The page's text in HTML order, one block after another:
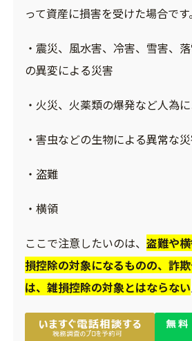
って資産に損害を受けた場合です。
・震災、風水害、冷害、雪害、
の異変による災害
・火災、火薬類の爆発など人為
・害虫などの生物による異常な
・盗難
・横領
ここで注意したいのは、 盗難や
損控除の対象になるものの、詐
は、雑損控除の対象とはならない